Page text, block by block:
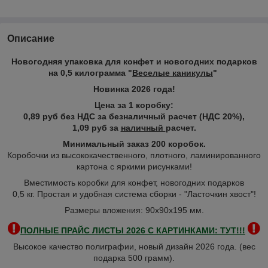
Описание
Новогодняя упаковка для конфет и новогодних подарков
на 0,5 килограмма "Веселые каникулы"
Новинка 2026 года!
Цена за 1 коробку:
0,89 руб без НДС за безналичный расчет (НДС 20%),
1,09 руб за наличный расчет.
Минимальный заказ 200 коробок.
Коробочки из высококачественного, плотного, ламинированного
картона с яркими рисунками!
Вместимость коробки для конфет, новогодних подарков
0,5 кг. Простая и удобная система сборки - "Ласточкин хвост"!
Размеры вложения: 90х90х195 мм.
ПОЛНЫЕ ПРАЙС ЛИСТЫ 2026 С КАРТИНКАМИ: ТУТ!!!
Высокое качество полиграфии, новый дизайн 2026 года. (вес
подарка 500 грамм).